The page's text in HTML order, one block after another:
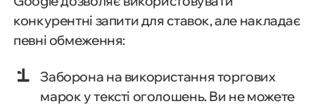
конкурентні запити для ставок, але накладає
певні обмеження:
Заборона на використання торгових
марок у тексті оголошень. Ви не можете